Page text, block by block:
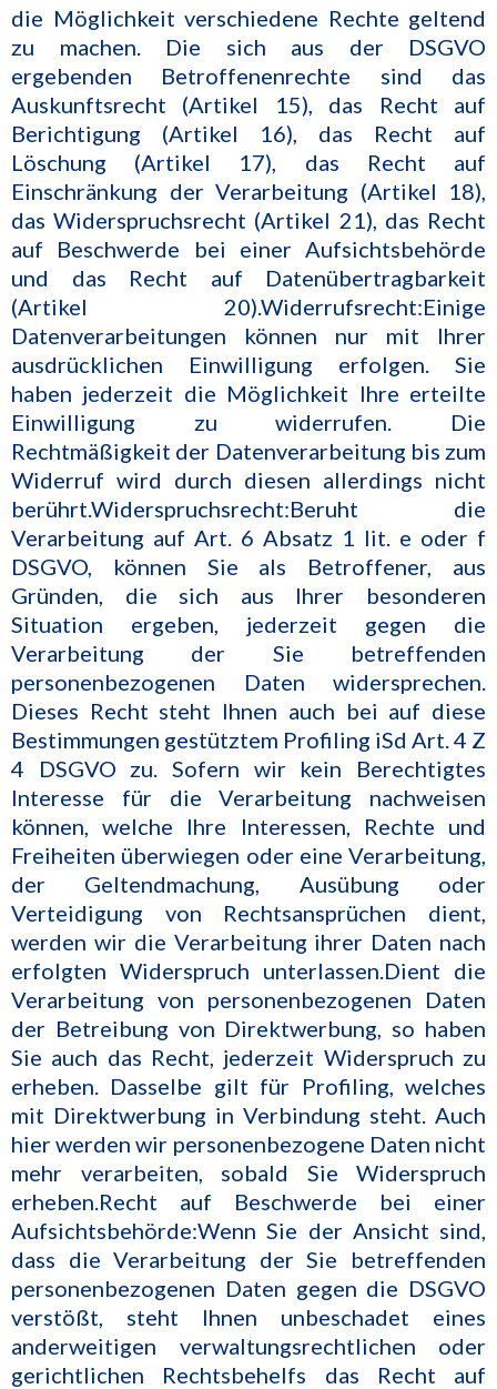
die Möglichkeit verschiedene Rechte geltend
zu machen. Die sich aus der DSGVO
ergebenden Betroffenenrechte sind das
Auskunftsrecht (Artikel 15), das Recht auf
Berichtigung (Artikel 16), das Recht auf
Löschung (Artikel 17), das Recht auf
Einschränkung der Verarbeitung (Artikel 18),
das Widerspruchsrecht (Artikel 21), das Recht
auf Beschwerde bei einer Aufsichtsbehörde
und das Recht auf Datenübertragbarkeit
(Artikel 20).Widerrufsrecht:Einige
Datenverarbeitungen können nur mit Ihrer
ausdrücklichen Einwilligung erfolgen. Sie
haben jederzeit die Möglichkeit Ihre erteilte
Einwilligung zu widerrufen. Die
Rechtmäßigkeit der Datenverarbeitung bis zum
Widerruf wird durch diesen allerdings nicht
berührt.Widerspruchsrecht:Beruht die
Verarbeitung auf Art. 6 Absatz 1 lit. e oder f
DSGVO, können Sie als Betroffener, aus
Gründen, die sich aus Ihrer besonderen
Situation ergeben, jederzeit gegen die
Verarbeitung der Sie betreffenden
personenbezogenen Daten widersprechen.
Dieses Recht steht Ihnen auch bei auf diese
Bestimmungen gestütztem Profiling iSd Art. 4 Z
4 DSGVO zu. Sofern wir kein Berechtigtes
Interesse für die Verarbeitung nachweisen
können, welche Ihre Interessen, Rechte und
Freiheiten überwiegen oder eine Verarbeitung,
der Geltendmachung, Ausübung oder
Verteidigung von Rechtsansprüchen dient,
werden wir die Verarbeitung ihrer Daten nach
erfolgten Widerspruch unterlassen.Dient die
Verarbeitung von personenbezogenen Daten
der Betreibung von Direktwerbung, so haben
Sie auch das Recht, jederzeit Widerspruch zu
erheben. Dasselbe gilt für Profiling, welches
mit Direktwerbung in Verbindung steht. Auch
hier werden wir personenbezogene Daten nicht
mehr verarbeiten, sobald Sie Widerspruch
erheben.Recht auf Beschwerde bei einer
Aufsichtsbehörde:Wenn Sie der Ansicht sind,
dass die Verarbeitung der Sie betreffenden
personenbezogenen Daten gegen die DSGVO
verstößt, steht Ihnen unbeschadet eines
anderweitigen verwaltungsrechtlichen oder
gerichtlichen Rechtsbehelfs das Recht auf